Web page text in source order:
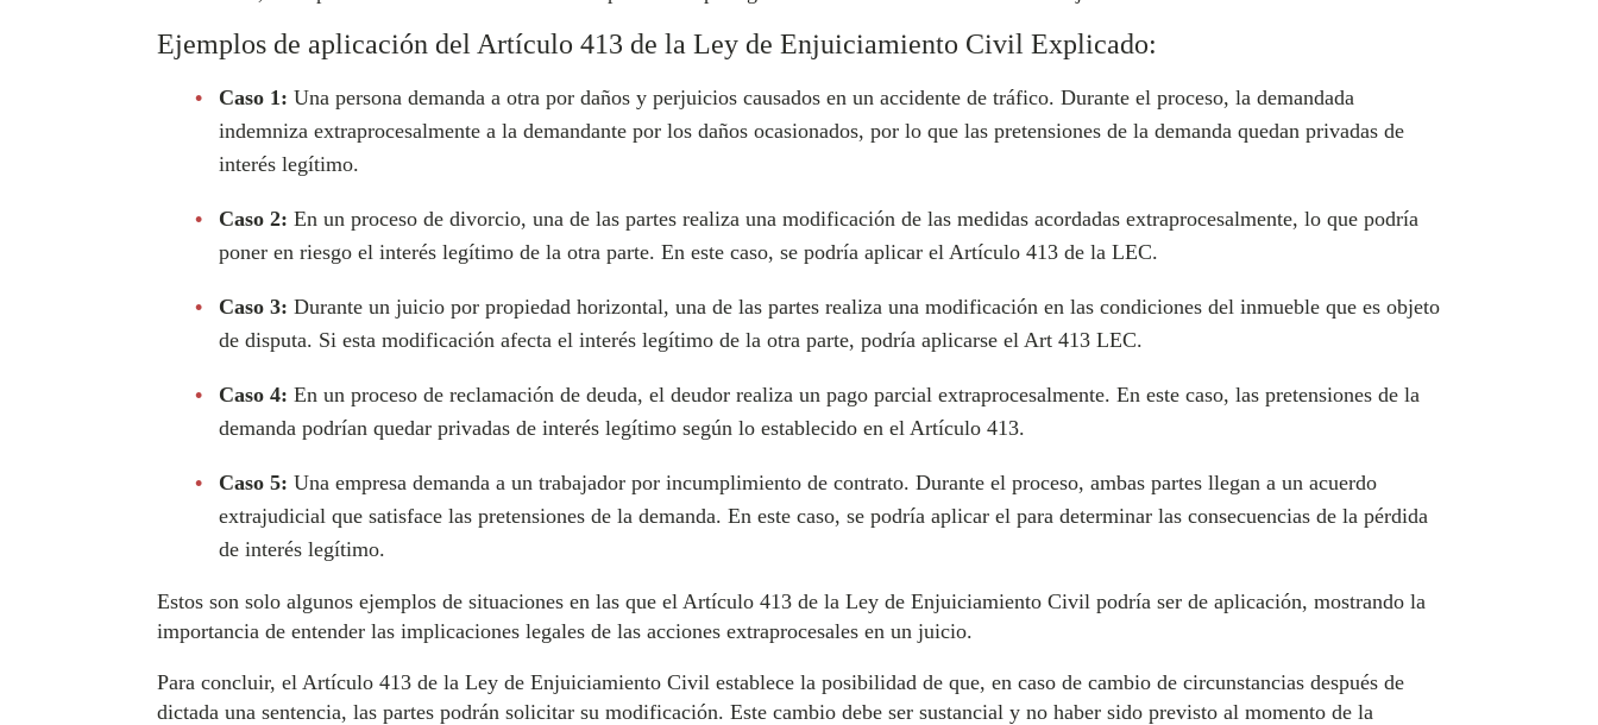
Ejemplos de aplicación del Artículo 413 de la Ley de Enjuiciamiento Civil Explicado:
Caso 1: Una persona demanda a otra por daños y perjuicios causados en un accidente de tráfico. Durante el proceso, la demandada
indemniza extraprocesalmente a la demandante por los daños ocasionados, por lo que las pretensiones de la demanda quedan privadas de
interés legítimo.
Caso 2: En un proceso de divorcio, una de las partes realiza una modificación de las medidas acordadas extraprocesalmente, lo que podría
poner en riesgo el interés legítimo de la otra parte. En este caso, se podría aplicar el Artículo 413 de la LEC.
Caso 3: Durante un juicio por propiedad horizontal, una de las partes realiza una modificación en las condiciones del inmueble que es objeto
de disputa. Si esta modificación afecta el interés legítimo de la otra parte, podría aplicarse el Art 413 LEC.
Caso 4: En un proceso de reclamación de deuda, el deudor realiza un pago parcial extraprocesalmente. En este caso, las pretensiones de la
demanda podrían quedar privadas de interés legítimo según lo establecido en el Artículo 413.
Caso 5: Una empresa demanda a un trabajador por incumplimiento de contrato. Durante el proceso, ambas partes llegan a un acuerdo
extrajudicial que satisface las pretensiones de la demanda. En este caso, se podría aplicar el para determinar las consecuencias de la pérdida
de interés legítimo.
Estos son solo algunos ejemplos de situaciones en las que el Artículo 413 de la Ley de Enjuiciamiento Civil podría ser de aplicación, mostrando la
importancia de entender las implicaciones legales de las acciones extraprocesales en un juicio.
Para concluir, el Artículo 413 de la Ley de Enjuiciamiento Civil establece la posibilidad de que, en caso de cambio de circunstancias después de
dictada una sentencia, las partes podrán solicitar su modificación. Este cambio debe ser sustancial y no haber sido previsto al momento de la